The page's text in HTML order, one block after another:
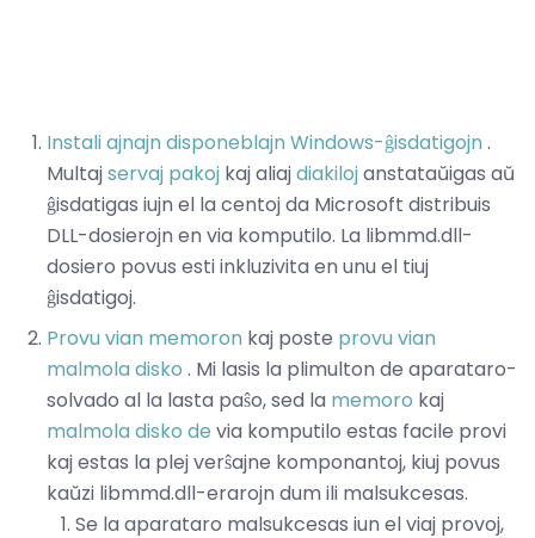
Instali ajnajn disponeblajn Windows-ĝisdatigojn.
Multajservaj pakoj kaj aliajdiakilojanstataŭigas aŭ
ĝisdatigas iujn el la centoj da Microsoft distribuis
DLL-dosierojn en via komputilo. La libmmd.dll-
dosiero povus esti inkluzivita en unu el tiuj
ĝisdatigoj.
Provu vian memoron kaj poste provu vian
malmola disko . Mi lasis la plimulton de aparataro-
solvado al la lasta paŝo, sed la memoro kaj
malmola disko de via komputilo estas facile provi
kaj estas la plej verŝajne komponantoj, kiuj povus
kaŭzi libmmd.dll-erarojn dum ili malsukcesas.
Se la aparataro malsukcesas iun el viaj provoj,